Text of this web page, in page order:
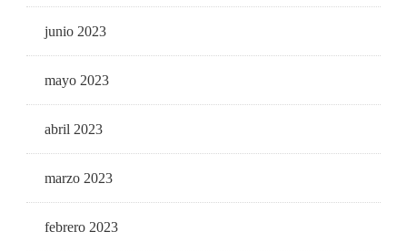
junio 2023
mayo 2023
abril 2023
marzo 2023
febrero 2023